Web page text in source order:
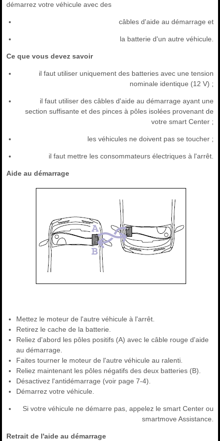
démarrez votre véhicule avec des
câbles d'aide au démarrage et
la batterie d'un autre véhicule.
Ce que vous devez savoir
il faut utiliser uniquement des batteries avec une tension
nominale identique (12 V) ;
il faut utiliser des câbles d'aide au démarrage ayant une
section suffisante et des pinces à pôles isolées provenant de
votre smart Center ;
les véhicules ne doivent pas se toucher ;
il faut mettre les consommateurs électriques à l'arrêt.
Aide au démarrage
Mettez le moteur de l'autre véhicule à l'arrêt.
Retirez le cache de la batterie.
Reliez d'abord les pôles positifs (A) avec le câble rouge d'aide
au démarrage.
Faites tourner le moteur de l'autre véhicule au ralenti.
Reliez maintenant les pôles négatifs des deux batteries (B).
Désactivez l'antidémarrage (voir page 7-4).
Démarrez votre véhicule.
Si votre véhicule ne démarre pas, appelez le smart Center ou
smartmove Assistance.
Retrait de l'aide au démarrage